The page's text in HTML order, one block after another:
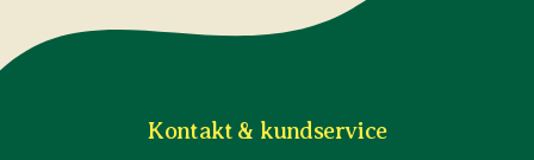
Kontakt & kundservice